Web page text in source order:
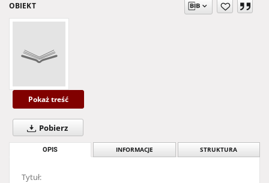
OBIEKT
Pokaż treść
Pobierz
OPIS INFORMACJE STRUKTURA
Tytuł: